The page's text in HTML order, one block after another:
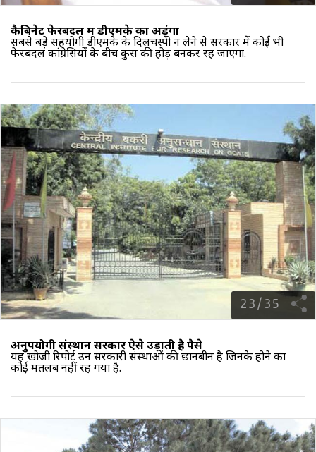
कैबिनेट फेरबदल में डीएमके का अड़ंगा
सबसे बड़ेसहयोगी डीएमकेके दिलचस्पी न लेने से सरकार में कोई भी
फेरबदल कांग्रेसियों के बीच कुर्सी की होड़ बनकर रह जाएगा.
23/ 35
अनुपयोगी संस्थान सरकार ऐसे उड़ाती है पैसे
यह खोजी रिपोर्ट उनसरकारी संस्थाओं की छानबीनहै जिनके होने का
कोई मतलब नहीं रह गया है.